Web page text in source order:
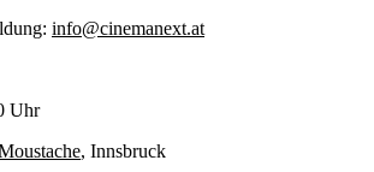
info@cinemanext.at
Uhr
, Innsbruck